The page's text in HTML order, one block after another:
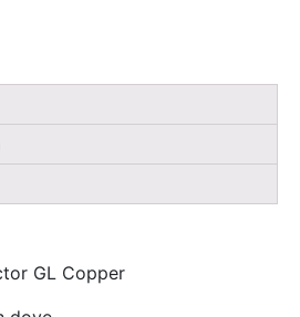
GL Copper